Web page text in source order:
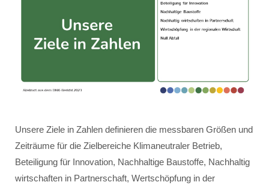
Unsere Ziele in Zahlen definieren die messbaren Größen und
Zeiträume für die Zielbereiche Klimaneutraler Betrieb,
Beteiligung für Innovation, Nachhaltige Baustoffe, Nachhaltig
wirtschaften in Partnerschaft, Wertschöpfung in der